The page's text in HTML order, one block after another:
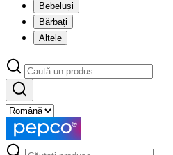
Bebeluși
Bărbați
Altele